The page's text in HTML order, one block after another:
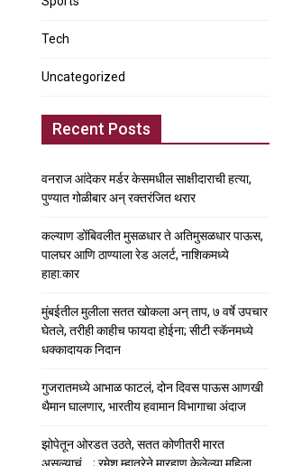
Tech
Uncategorized
Recent Posts
वनराज आंदेकर मर्डर केसमधील साक्षीदाराची हत्या,
पुण्यात गोळीबार अन् रक्तरंजित थरार
कल्याण डोंबिवलीत मुसळधार ते अतिमुसळधार पाऊस,
पालघर आणि ठाण्याला रेड अलर्ट, नाशिकमध्ये
हाहा:कार
मुंबईतील मुलीला सतत खोकला अन् ताप, ७ वर्षे उपचार
घेतले, तरीही काहीच फायदा होईना; सीटी स्कॅनमध्ये
धक्कादायक निदान
गुजरातमध्ये आभाळ फाटलं, दोन दिवस पाऊस आणखी
थैमान घालणार, भारतीय हवामान विभागाचा अंदाज
झोपेतून ओरडत उठते, सतत कोणीतरी मारत